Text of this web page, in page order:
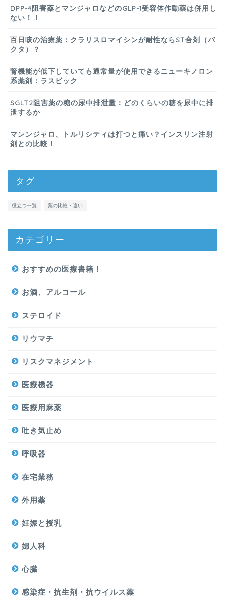
DPP-4阻害薬とマンジャロなどのGLP-1受容体作動薬は併用し
ない！！
百日咳の治療薬：クラリスロマイシンが耐性ならST合剤（バ
クタ）？
腎機能が低下していても通常量が使用できるニューキノロン
系薬剤：ラスビック
SGLT2阻害薬の糖の尿中排泄量：どのくらいの糖を尿中に排
泄するか
マンンジャロ、トルリシティは打つと痛い？インスリン注射
剤との比較！
タグ
役立つ一覧 薬の比較・違い
カテゴリー
おすすめの医療書籍！
お酒、アルコール
ステロイド
リウマチ
リスクマネジメント
医療機器
医療用麻薬
吐き気止め
呼吸器
在宅業務
外用薬
妊娠と授乳
婦人科
心臓
感染症・抗生剤・抗ウイルス薬